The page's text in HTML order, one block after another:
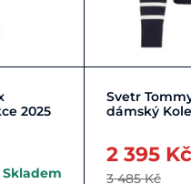
2025
Skladem
Svetr
dámský
2 395 Kč
3 485 Kč